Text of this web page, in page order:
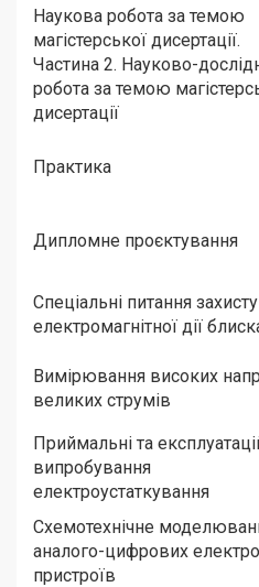
Наукова робота за темою
магістерської дисертації.
Частина 2. Науково-
робота за темою
дисертації
Практика
Дипломне проєктування
Спеціальні питання
електромагнітної дії
Вимірювання високих
великих струмів
Приймальні та
випробування
електроустаткування
Схемотехнічне
аналого-цифрових
пристроїв